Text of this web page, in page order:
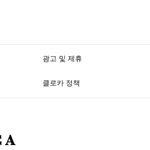
광고 및 제휴
클로카 정책